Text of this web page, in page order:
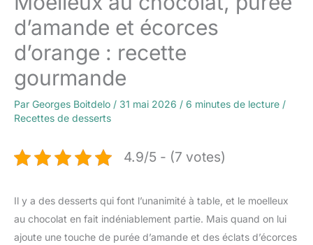
d’amande et écorces
d’orange : recette
gourmande
Par Georges Boitdelo / 31 mai 2026 / 6 minutes de lecture /
Recettes de desserts
4.9/5 - (7 votes)
Il y a des desserts qui font l’unanimité à table, et le moelleux
au chocolat en fait indéniablement partie. Mais quand on lui
ajoute une touche de purée d’amande et des éclats d’écorces